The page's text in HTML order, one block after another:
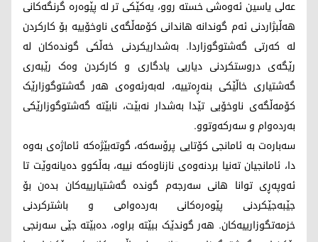
عەلی یاسین ئەوەشی خستە روو، یەکێکی تر لە پێوەرە گرنگەکانی
هەڵبژاردنی ئەم گوندانە هاندانی کۆمەڵگەی ناوخۆییە بۆ کارکردن
لە کەرتی گەشتوگوزاردا. بەشداریکردنی خەڵکی گوندەکان لە
رێگەی دروستکردنی دیاریی یادگاری و کارکردن وەک رێبەری
گەشتیاری خاڵێکی بنەڕەتییە، لەبەرئەوەی هەر گەشتوگوزارێک
کۆمەڵگەی ناوخۆیی تێدا بەشدار نەبێت، نابێتە گەشتوگوزارێکی
بەردەوام و سەرکەوتوو.
سەبارەت بە ئامانجی کۆتایی پرۆسەکە، گوتەبێژەکە ئاماژەی بەوە
دا، ئامانجیان تەنیا بردنەوەی نازناوەکە نییە، بەڵکوو دەیانەوێت تا
ئەوپەڕی توانا هانی سەرجەم گوندە گەشتیارییەکان بدەن بۆ
جێبەجێکردنی پێوەرەکانی بەردەوامی و باشترکردنی
خزمەتگوزارییەکان. هەر گوندێک ببێتە براوە، دەبێتە جێی سەرنجی